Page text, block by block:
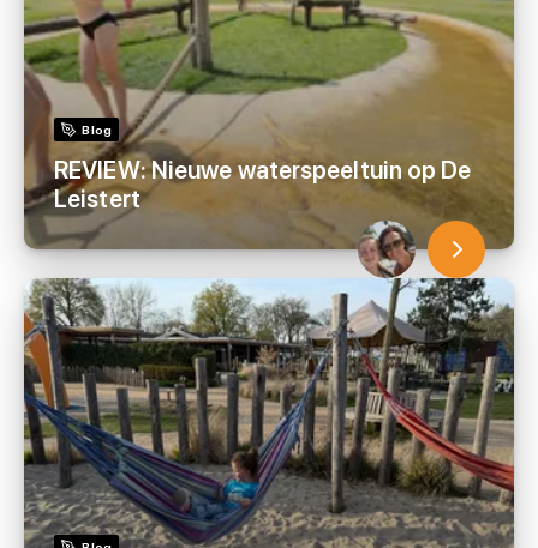
Blog
REVIEW: Nieuwe waterspeeltuin op De
Leistert